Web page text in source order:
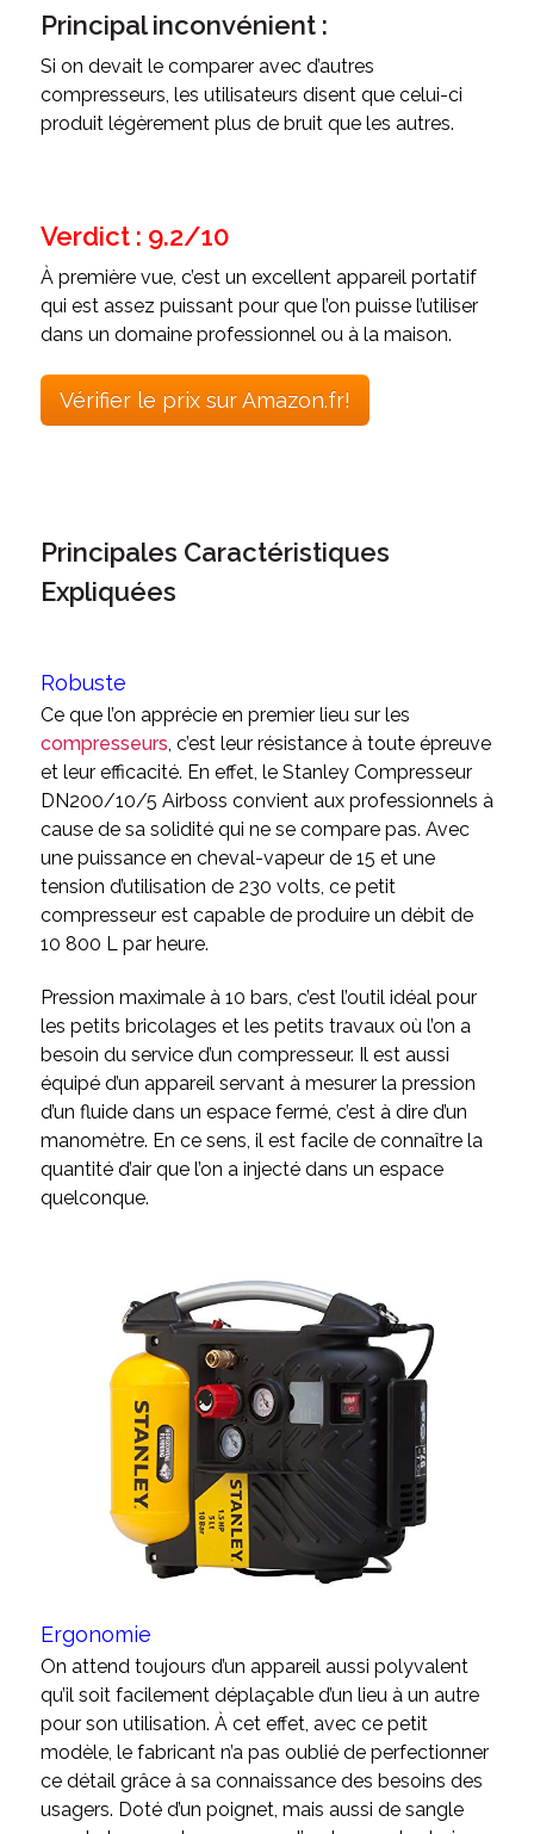
Principal inconvénient :
Si on devait le comparer avec d’autres
compresseurs, les utilisateurs disent que celui-ci
produit légèrement plus de bruit que les autres.
Verdict : 9.2/10
À première vue, c’est un excellent appareil portatif
qui est assez puissant pour que l’on puisse l’utiliser
dans un domaine professionnel ou à la maison.
Vérifier le prix sur Amazon.fr!
Principales Caractéristiques
Expliquées
Robuste
Ce que l’on apprécie en premier lieu sur les
compresseurs , c’est leur résistance à toute épreuve
et leur efficacité. En effet, le Stanley Compresseur
DN200/10/5 Airboss convient aux professionnels à
cause de sa solidité qui ne se compare pas. Avec
une puissance en cheval-vapeur de 15 et une
tension d’utilisation de 230 volts, ce petit
compresseur est capable de produire un débit de
10 800 L par heure.
Pression maximale à 10 bars, c’est l’outil idéal pour
les petits bricolages et les petits travaux où l’on a
besoin du service d’un compresseur. Il est aussi
équipé d’un appareil servant à mesurer la pression
d’un fluide dans un espace fermé, c’est à dire d’un
manomètre. En ce sens, il est facile de connaître la
quantité d’air que l’on a injecté dans un espace
quelconque.
Ergonomie
On attend toujours d’un appareil aussi polyvalent
qu’il soit facilement déplaçable d’un lieu à un autre
pour son utilisation. À cet effet, avec ce petit
modèle, le fabricant n’a pas oublié de perfectionner
ce détail grâce à sa connaissance des besoins des
usagers. Doté d’un poignet, mais aussi de sangle